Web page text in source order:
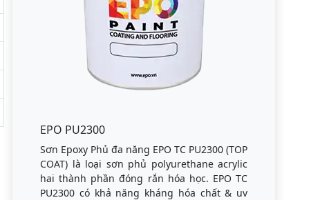
EPO PU2300
Sơn Epoxy Phủ đa năng EPO TC PU2300 (TOP
COAT) là loại sơn phủ polyurethane acrylic
hai thành phần đóng rắn hóa học. EPO TC
PU2300 có khả năng kháng hóa chất & uv